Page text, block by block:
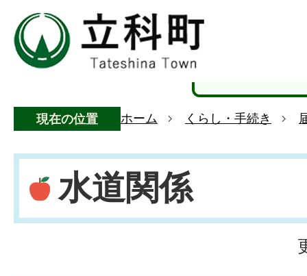
現在の位置 ホーム くらし・手続き
水道関係